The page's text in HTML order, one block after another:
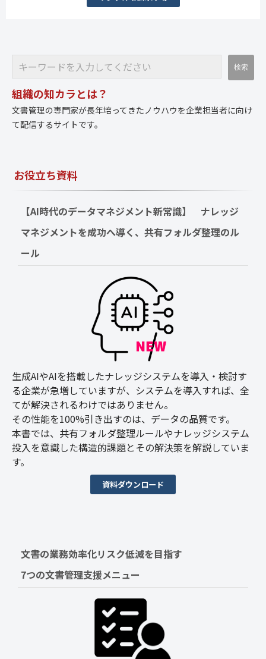
組織の知カラとは？
文書管理の専門家が長年培ってきたノウハウを企業担当者に向け
て配信するサイトです。
お役立ち資料
【AI時代のデータマネジメント新常識】　ナレッジ
マネジメントを成功へ導く、共有フォルダ整理のル
ール
生成AIやAIを搭載したナレッジシステムを導入・検討す
る企業が急増していますが、システムを導入すれば、全
てが解決されるわけではありません。
その性能を100%引き出すのは、データの品質です。
本書では、共有フォルダ整理ルールやナレッジシステム
投入を意識した構造的課題とその解決策を解説していま
す。
資料ダウンロード
文書の業務効率化リスク低減を目指す
7つの文書管理支援メニュー